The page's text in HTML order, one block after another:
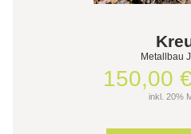
Metallbau
150,00
inkl. 20%